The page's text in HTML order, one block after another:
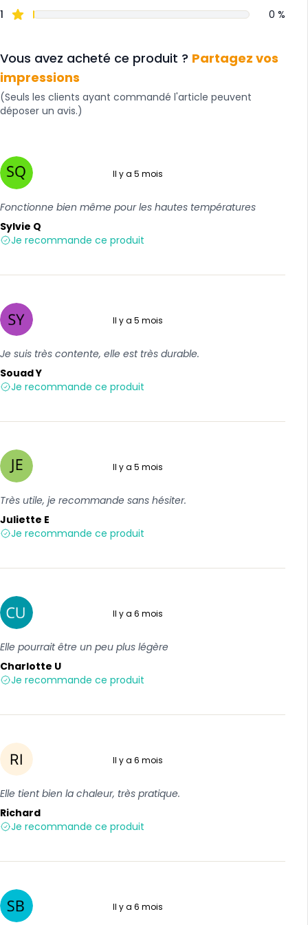
1 0 %
Vous avez acheté ce produit ? Partagez vos
impressions
(Seuls les clients ayant commandé l'article peuvent
déposer un avis.)
Il y a 5 mois
Fonctionne bien même pour les hautes températures
Sylvie Q
Je recommande ce produit
Il y a 5 mois
Je suis très contente, elle est très durable.
Souad Y
Je recommande ce produit
Il y a 5 mois
Très utile, je recommande sans hésiter.
Juliette E
Je recommande ce produit
Il y a 6 mois
Elle pourrait être un peu plus légère
Charlotte U
Je recommande ce produit
Il y a 6 mois
Elle tient bien la chaleur, très pratique.
Richard
Je recommande ce produit
Il y a 6 mois